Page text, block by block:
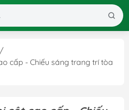
/
cấp - Chiếu sáng trang trí tòa